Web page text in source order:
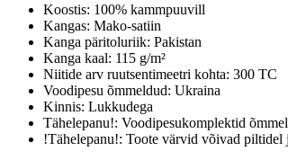
Koostis: 100% kammpuuvill
Kangas: Mako-satiin
Kanga päritoluriik: Pakistan
Kanga kaal: 115 g/m²
Niitide arv ruutsentimeetri kohta: 300 TC
Voodipesu õmmeldud: Ukraina
Kinnis: Lukkudega
Tähelepanu!: Voodipesukomplektid
!Tähelepanu!: Toote värvid võivad piltidel